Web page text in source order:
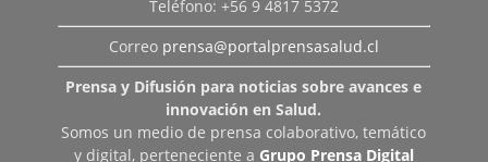
Teléfono: +56 9 4817 5372
Correo prensa@portalprensasalud.cl
Prensa y Difusión para noticias sobre avances e
innovación en Salud.
Somos un medio de prensa colaborativo, temático
y digital, perteneciente a Grupo Prensa Digital